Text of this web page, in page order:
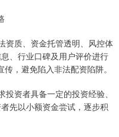
资质、资金托管透明、风控体
、行业口碑及用户评价进行
，避免陷入非法配资陷阱。
资者具备一定的投资经验、
先以小额资金尝试，逐步积